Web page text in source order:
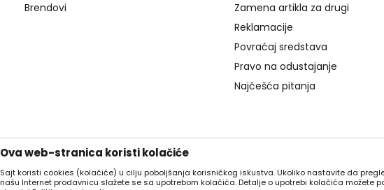
Brendovi
Zamena artikla za drugi
Reklamacije
Povraćaj sredstava
Pravo na odustajanje
Najčešća pitanja
Ova web-stranica koristi kolačiće
Sajt koristi cookies (kolačiće) u cilju poboljšanja korisničkog iskustva. Ukoliko nastavite da
našu Internet prodavnicu slažete se sa upotrebom kolačića. Detalje o upotrebi kolačića možete